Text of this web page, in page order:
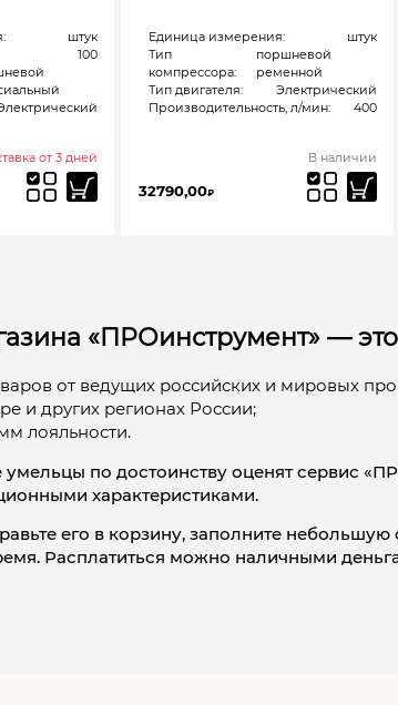
штук
100
от 3 дней
Единица измерения:
штук
Тип
компрессора:
поршневой
ременной
Тип двигателя:
Электрический
Производительность, л/мин:
400
В наличии
32790,00₽
«ПРОинструмент» — это
от ведущих российских и мировых
и других регионах России;
лояльности.
по достоинству оценят сервис
характеристиками.
его в корзину, заполните
Расплатиться можно наличными